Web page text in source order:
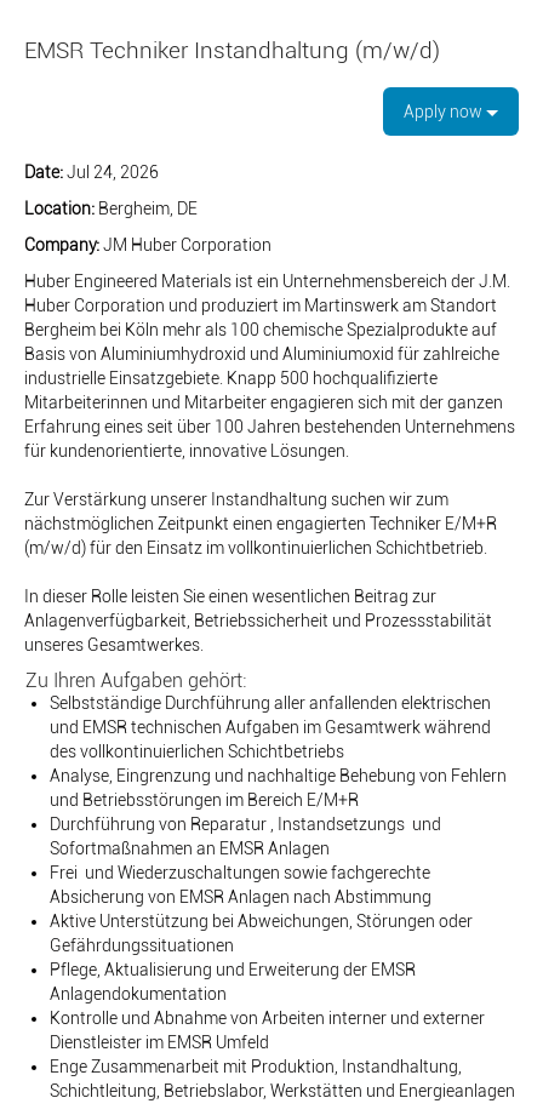
EMSR Techniker Instandhaltung (m/w/d)
Apply now
Date:Jul 24, 2026
Location: Bergheim, DE
Company:JM Huber Corporation
Huber Engineered Materials ist ein Unternehmensbereich der J.M.
Huber Corporation und produziert im Martinswerk am Standort
Bergheim bei Köln mehr als 100 chemische Spezialprodukte auf
Basis von Aluminiumhydroxid und Aluminiumoxid für zahlreiche
industrielle Einsatzgebiete. Knapp 500 hochqualifizierte
Mitarbeiterinnen und Mitarbeiter engagieren sich mit der ganzen
Erfahrung eines seit über 100 Jahren bestehenden Unternehmens
für kundenorientierte, innovative Lösungen.
Zur Verstärkung unserer Instandhaltung suchen wir zum
nächstmöglichen Zeitpunkt einen engagierten Techniker E/M+R
(m/w/d) für den Einsatz im vollkontinuierlichen Schichtbetrieb.
In dieser Rolle leisten Sie einen wesentlichen Beitrag zur
Anlagenverfügbarkeit, Betriebssicherheit und Prozessstabilität
unseres Gesamtwerkes.
Zu Ihren Aufgaben gehört:
Selbstständige Durchführung aller anfallenden elektrischen
und EMSR technischen Aufgaben im Gesamtwerk während
des vollkontinuierlichen Schichtbetriebs
Analyse, Eingrenzung und nachhaltige Behebung von Fehlern
und Betriebsstörungen im Bereich E/M+R
Durchführung von Reparatur , Instandsetzungs und
Sofortmaßnahmen an EMSR Anlagen
Frei und Wiederzuschaltungen sowie fachgerechte
Absicherung von EMSR Anlagen nach Abstimmung
Aktive Unterstützung bei Abweichungen, Störungen oder
Gefährdungssituationen
Pflege, Aktualisierung und Erweiterung der EMSR
Anlagendokumentation
Kontrolle und Abnahme von Arbeiten interner und externer
Dienstleister im EMSR Umfeld
Enge Zusammenarbeit mit Produktion, Instandhaltung,
Schichtleitung, Betriebslabor, Werkstätten und Energieanlagen